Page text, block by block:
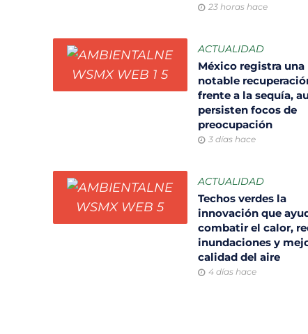
23 horas hace
ACTUALIDAD
México registra una
notable
frente a la sequía,
persisten focos de
preocupación
3 días hace
ACTUALIDAD
Techos verdes la
innovación que
combatir el calor,
inundaciones y
calidad del aire
4 días hace